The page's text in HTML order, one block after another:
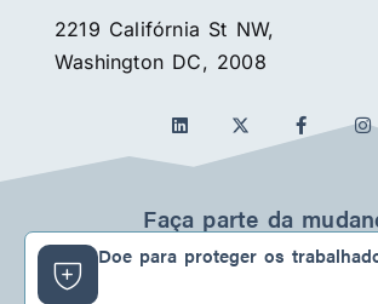
2219 Califórnia St NW,
Washington DC, 2008
L
i
n
k
d
i
n
F
a
o
o
k
-
I
n
g
r
a
m
Faça parte da
Doe para proteger os